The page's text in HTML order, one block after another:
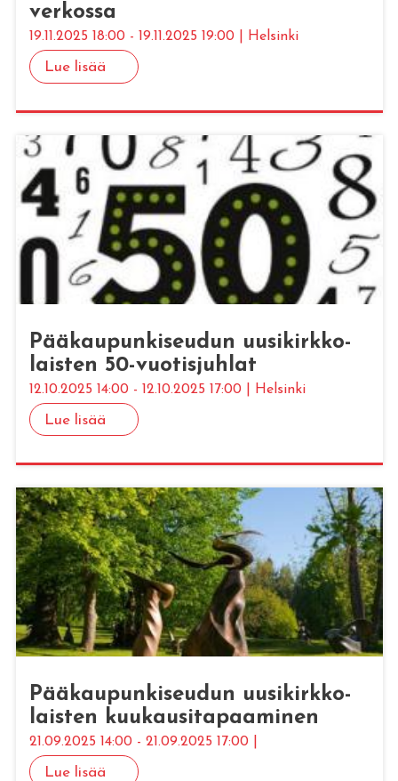
ver­kos­sa
19.11.2025 18:00 - 19.11.2025 19:00 | Helsinki
Lue lisää
Pää­kau­pun­ki­seu­dun uusi­kirk­ko­
lais­ten 50-vuo­tis­juh­lat
12.10.2025 14:00 - 12.10.2025 17:00 | Helsinki
Lue lisää
Pää­kau­pun­ki­seu­dun uusi­kirk­ko­
lais­ten kuu­kausi­ta­paa­mi­nen
21.09.2025 14:00 - 21.09.2025 17:00 |
Lue lisää